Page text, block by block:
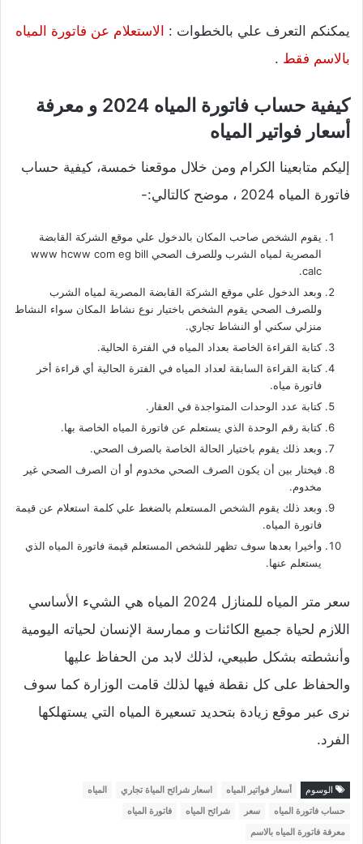
يمكنكم التعرف علي بالخطوات : الاستعلام عن فاتورة المياه
بالاسم فقط .
كيفية حساب فاتورة المياه 2024 و معرفة
أسعار فواتير المياه
إليكم متابعينا الكرام ومن خلال موقعنا خمسة، كيفية حساب
فاتورة المياه 2024 ، موضح كالتالي:-
يقوم الشخص صاحب المكان بالدخول علي موقع الشركة القابضة
المصرية لمياه الشرب وللصرف الصحي www hcww com eg bill
calc.
وبعد الدخول علي موقع الشركة القابضة المصرية لمياه الشرب
وللصرف الصحي يقوم الشخص باختيار نوع نشاط المكان سواء النشاط
منزلي سكني أو النشاط تجاري.
كتابة القراءة الخاصة بعداد المياه في الفترة الحالية.
كتابة القراءة السابقة لعداد المياه في الفترة الحالية أي قراءة أخر
فاتورة مياه.
كتابة عدد الوحدات المتواجدة في العقار.
كتابة رقم الوحدة الذي يستعلم عن فاتورة المياه الخاصة بها.
وبعد ذلك يقوم باختيار الحالة الخاصة بالصرف الصحي.
فيختار بين أن يكون الصرف الصحي مخدوم أو أن الصرف الصحي غير
مخدوم.
وبعد ذلك يقوم الشخص المستعلم بالضغط علي كلمة استعلام عن قيمة
فاتورة المياه.
وأخيرا بعدها سوف تظهر للشخص المستعلم قيمة فاتورة المياه الذي
يستعلم عنها.
سعر متر المياه للمنازل 2024 المياه هي الشيء الأساسي
اللازم لحياة جميع الكائنات و ممارسة الإنسان لحياته اليومية
وأنشطته بشكل طبيعي، لذلك لابد من الحفاظ عليها
والحفاظ على كل نقطة فيها لذلك قامت الوزارة كما سوف
نرى عبر موقع زيادة بتحديد تسعيرة المياه التي يستهلكها
الفرد.
الوسوم أسعار فواتير المياه اسعار شرائح المياة تجاري
المياه
حساب فاتورة المياه
سعر شرائح المياه
فاتورة المياه
معرفة فاتورة المياه بالاسم